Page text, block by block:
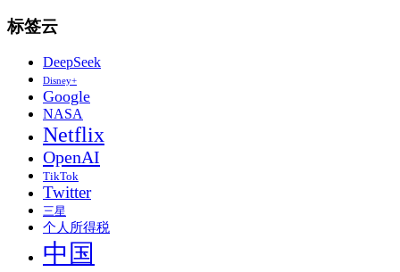
标签云
DeepSeek
Disney+
Google
NASA
Netflix
OpenAI
TikTok
Twitter
三星
个人所得税
中国